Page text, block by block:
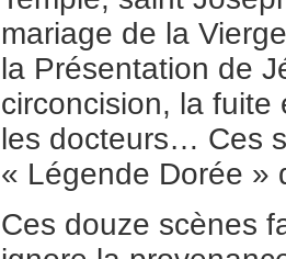
mariage de la
la Présentation de
circoncision, la fuite
les docteurs… Ces
« Légende Dorée »
Ces douze scènes